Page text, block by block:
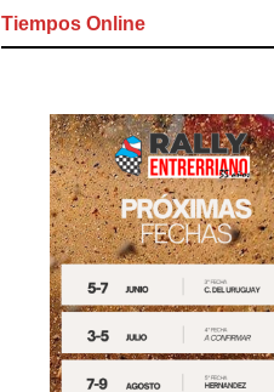
Tiempos Online